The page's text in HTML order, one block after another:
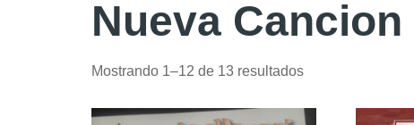
Nueva Cancion
Mostrando 1–12 de 13 resultados